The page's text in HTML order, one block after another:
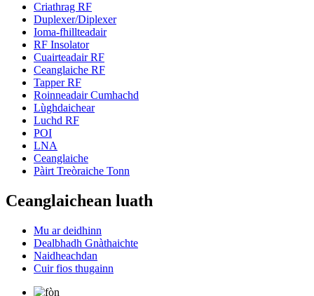
Criathrag RF
Duplexer/Diplexer
Ioma-fhillteadair
RF Insolator
Cuairteadair RF
Ceanglaiche RF
Tapper RF
Roinneadair Cumhachd
Lùghdaichear
Luchd RF
POI
LNA
Ceanglaiche
Pàirt Treòraiche Tonn
Ceanglaichean luath
Mu ar deidhinn
Dealbhadh Gnàthaichte
Naidheachdan
Cuir fios thugainn